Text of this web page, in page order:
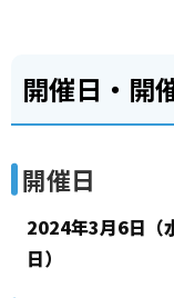
開催日・開
開催日
2024年3月6日（
日）